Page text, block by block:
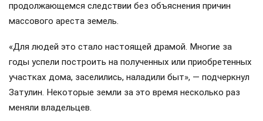
продолжающемся следствии без объяснения причин
массового ареста земель.
«Для людей это стало настоящей драмой. Многие за
годы успели построить на полученных или приобретенных
участках дома, заселились, наладили быт», — подчеркнул
Затулин. Некоторые земли за это время несколько раз
меняли владельцев.